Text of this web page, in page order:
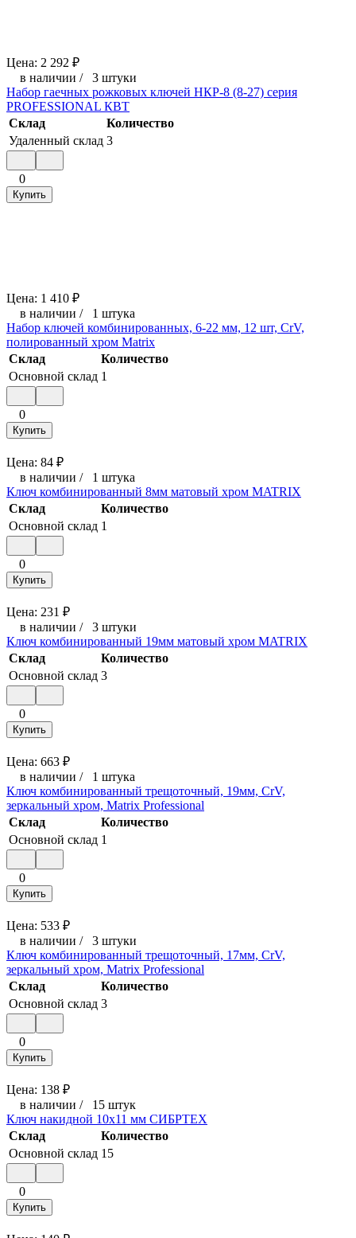
Цена: 2 292 ₽
в наличии / 3 штуки
Набор гаечных рожковых ключей НКР-8 (8-27) серия
PROFESSIONAL КВТ
Склад
Количество
Удаленный склад 3
0
Купить
Цена: 1 410 ₽
в наличии / 1 штука
Набор ключей комбинированных, 6-22 мм, 12 шт, CrV,
полированный хром Matrix
Склад
Количество
Основной склад 1
0
Купить
Цена: 84 ₽
в наличии / 1 штука
Ключ комбинированный 8мм матовый хром MATRIX
Склад
Количество
Основной склад 1
0
Купить
Цена: 231 ₽
в наличии / 3 штуки
Ключ комбинированный 19мм матовый хром MATRIX
Склад
Количество
Основной склад 3
0
Купить
Цена: 663 ₽
в наличии / 1 штука
Ключ комбинированный трещоточный, 19мм, CrV,
зеркальный хром, Matrix Professional
Склад
Количество
Основной склад 1
0
Купить
Цена: 533 ₽
в наличии / 3 штуки
Ключ комбинированный трещоточный, 17мм, CrV,
зеркальный хром, Matrix Professional
Склад
Количество
Основной склад 3
0
Купить
Цена: 138 ₽
в наличии / 15 штук
Ключ накидной 10х11 мм СИБРТЕХ
Склад
Количество
Основной склад 15
0
Купить